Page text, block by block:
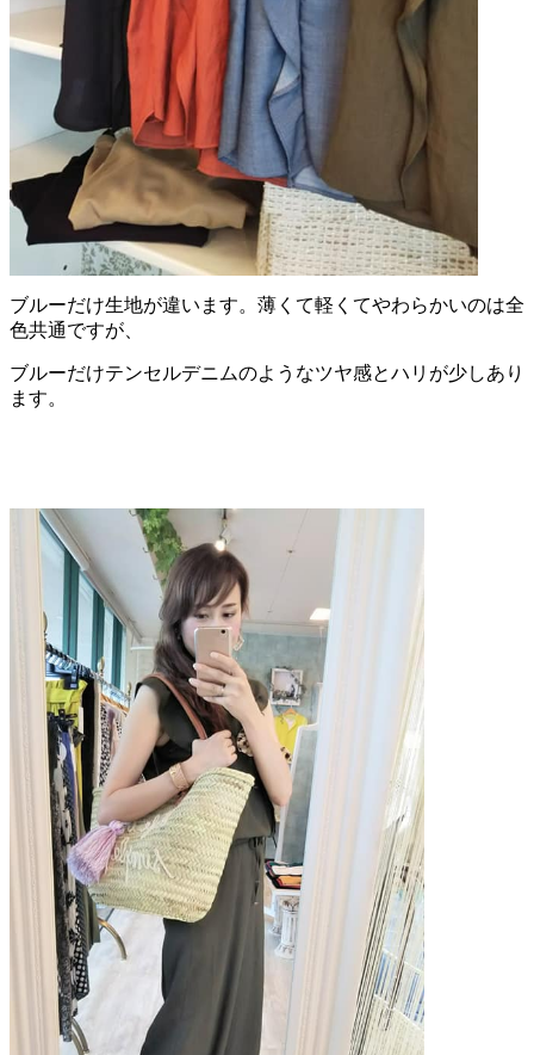
ブルーだけ生地が違います。薄くて軽くてやわらかいのは全
色共通ですが、
ブルーだけテンセルデニムのようなツヤ感とハリが少しあり
ます。